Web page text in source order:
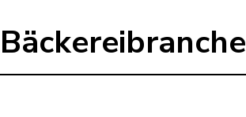
Bäckereibranche